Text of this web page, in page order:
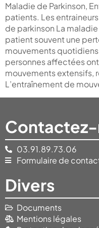
Maladie de Parkinson,
patients. Les
de parkinson La
patient souvent une
mouvements
personnes affectées
mouvements extensifs,
L’entraînement de
03.91.89.73.06
Formulaire de
Divers
Documents
Mentions légales